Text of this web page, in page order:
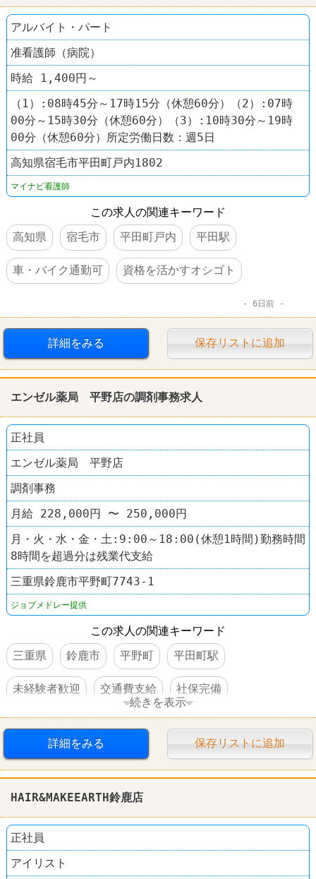
アルバイト・パート
准看護師（病院）
時給 1,400円～
（1）:08時45分～17時15分（休憩60分）（2）:07時
00分～15時30分（休憩60分）（3）:10時30分～19時
00分（休憩60分）所定労働日数：週5日
高知県宿毛市平田町戸内1802
マイナビ看護師
この求人の関連キーワード
高知県
宿毛市 平田町戸内 平田駅
車・バイク通勤可 資格を活かすオシゴト
6日前
詳細をみる 保存リストに追加
エンゼル薬局 平野店の調剤事務求人
正社員
エンゼル薬局 平野店
調剤事務
月給 228,000円 〜 250,000円
月・火・水・金・土:9:00～18:00(休憩1時間)勤務時間
8時間を超過分は残業代支給
三重県鈴鹿市平野町7743-1
ジョブメドレー提供
この求人の関連キーワード
三重県
鈴鹿市 平野町 平田町駅
未経験者歓迎 交通費支給 社保完備
車・バイク通勤可
続きを表示
詳細をみる 保存リストに追加
HAIR&MAKEEARTH鈴鹿店
正社員
アイリスト